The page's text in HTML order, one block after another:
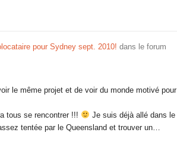
pour Sydney sept. 2010! dans le forum
le même projet et de voir du monde motivé pour
tous se rencontrer !!!
Je suis déjà allé dans le
tentée par le Queensland et trouver un…